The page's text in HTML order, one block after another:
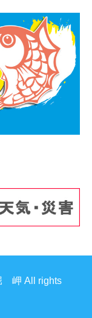
岬 All rights